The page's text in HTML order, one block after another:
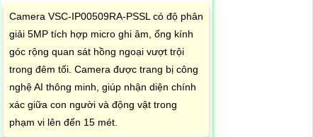
Camera VSC-IP00509RA-PSSL có độ phân
giải 5MP tích hợp micro ghi âm, ống kính
góc rộng quan sát hồng ngoại vượt trội
trong đêm tối. Camera được trang bị công
nghệ AI thông minh, giúp nhận diện chính
xác giữa con người và động vật trong
phạm vi lên đến 15 mét.